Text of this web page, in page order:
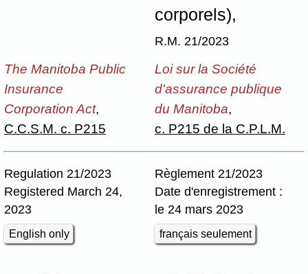
corporels),
R.M. 21/2023
The Manitoba Public
Insurance
Corporation Act,
C.C.S.M. c. P215
Loi sur la Société
d'assurance publique
du Manitoba,
c. P215 de la C.P.L.M.
Regulation 21/2023
Registered March 24,
2023
English only
Règlement 21/2023
Date d'enregistrement :
le 24 mars 2023
français seulement